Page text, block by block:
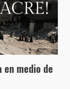
en medio de